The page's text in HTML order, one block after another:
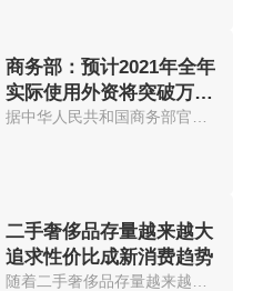
商务部：预计2021年全年
实际使用外资将突破万亿
元大关
二手奢侈品存量越来越大
追求性价比成新消费趋势
随着二手奢侈品存量越来越大，90...